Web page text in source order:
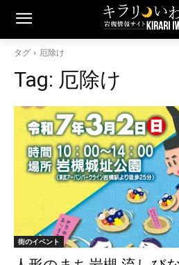
タグ 厄除け
Tag: 厄除け
街のイベント